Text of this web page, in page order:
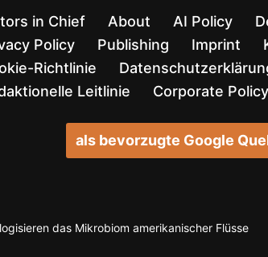
in Chief About AI Policy
Policy
Publishing Imprint
Richtlinie
Leitlinie
Corporate Policy
als bevorzugte Google
das Mikrobiom amerikanischer Flüsse